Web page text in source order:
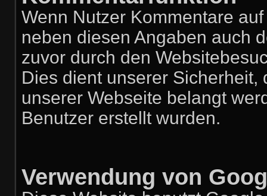
Wenn Nutzer Kommentare
neben diesen Angaben auch
zuvor durch den
Dies dient unserer
unserer Webseite belangt
Benutzer erstellt wurden.
Verwendung von